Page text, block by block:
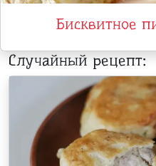
Бисквитное
Случайный рецепт: